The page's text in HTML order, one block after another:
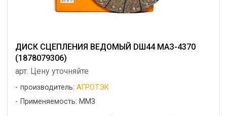
ДИСК СЦЕПЛЕНИЯ ВЕДОМЫЙ DШ44 МАЗ-4370
(1878079306)
арт. Цену уточняйте
производитель:АГРОТЭК
Применяемость: ММЗ